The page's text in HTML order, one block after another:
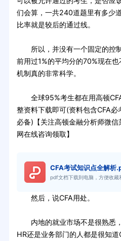
们会算，一共240道题里有多少
比率就是较后的通过线。
所以，并没有一个固定的控
前用过1%的平均分的70%现在
机制真的非常科学。
全球95%考生都在用高顿
整资料下载即可(资料包含CFA
必备)【关注高顿金融分析师微
网在线咨询领取】
CFA考试知识点全解析
pdf文档下载到电脑，方便收藏
然后，说CFA用处。
内地的就业市场不是很熟悉
HR还是业务部门的人都是很知